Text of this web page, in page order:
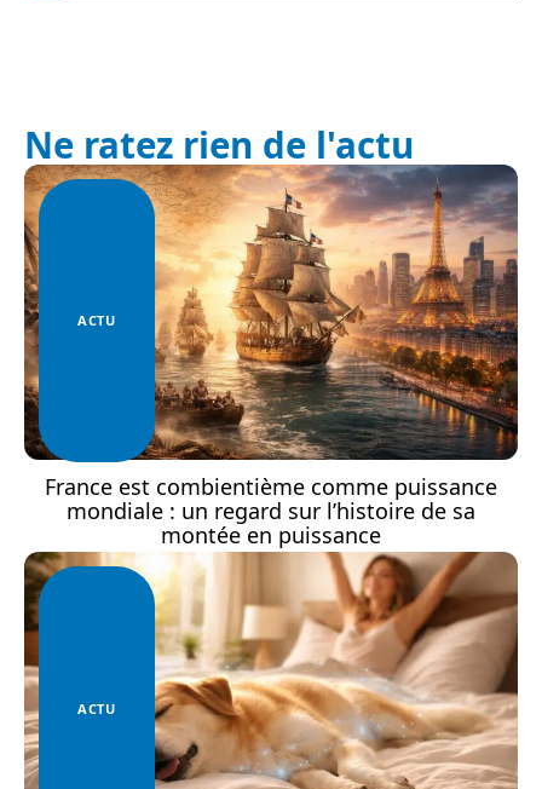
Ne ratez rien de l'actu
ACTU
France est combientième comme puissance
mondiale : un regard sur l’histoire de sa
montée en puissance
ACTU